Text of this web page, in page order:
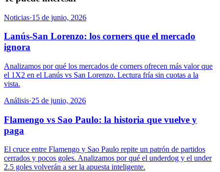
Noticias·15 de junio, 2026
Lanús-San Lorenzo: los corners que el mercado
ignora
Analizamos por qué los mercados de corners ofrecen más valor que
el 1X2 en el Lanús vs San Lorenzo. Lectura fría sin cuotas a la
vista.
Análisis·25 de junio, 2026
Flamengo vs Sao Paulo: la historia que vuelve y
paga
El cruce entre Flamengo y Sao Paulo repite un patrón de partidos
cerrados y pocos goles. Analizamos por qué el underdog y el under
2.5 goles volverán a ser la apuesta inteligente.